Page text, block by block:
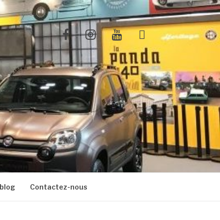
FacebookInstagramYoutube
blog Contactez-nous